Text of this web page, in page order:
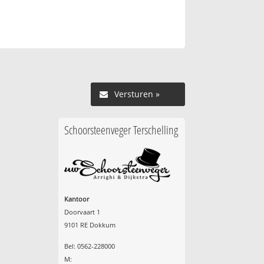
Versturen »
Schoorsteenveger Terschelling
Kantoor
Doorvaart 1
9101 RE Dokkum
Bel: 0562-228000
M: